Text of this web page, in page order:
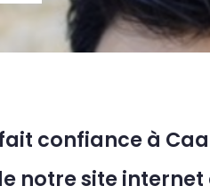
confiance à
notre site